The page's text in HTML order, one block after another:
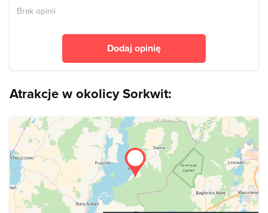
Brak opinii
Dodaj opinię
Atrakcje w okolicy Sorkwit: